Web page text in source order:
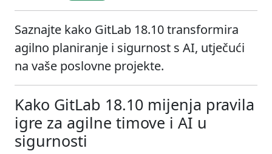
Saznajte kako GitLab 18.10 transformira
agilno planiranje i sigurnost s AI, utječući
na vaše poslovne projekte.
Kako GitLab 18.10 mijenja pravila
igre za agilne timove i AI u
sigurnosti